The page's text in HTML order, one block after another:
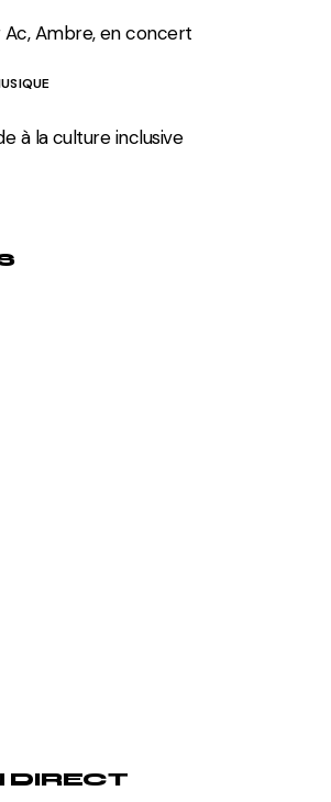
Ac, Ambre, en concert
à la culture inclusive
DIRECT